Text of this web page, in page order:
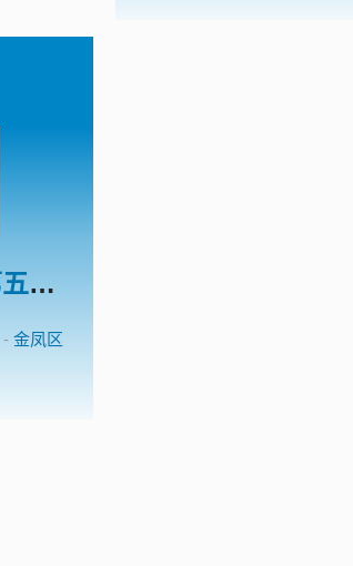
银川市金凤区第五小学
- 金凤区